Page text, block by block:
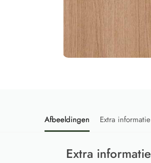
Afbeeldingen Extra informatie
Extra informatie